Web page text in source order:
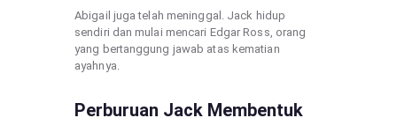
Abigail juga telah meninggal. Jack hidup
sendiri dan mulai mencari Edgar Ross, orang
yang bertanggung jawab atas kematian
ayahnya.
Perburuan Jack Membentuk